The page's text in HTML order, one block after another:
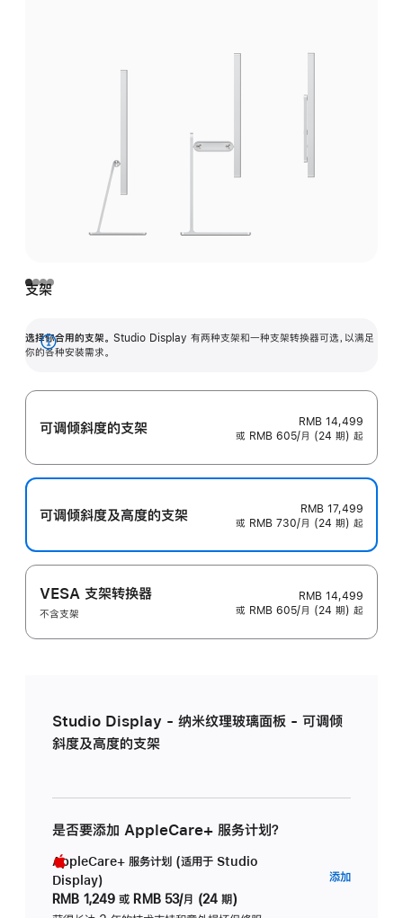
支架
选择你合用的支架。 Studio Display 有两种支架和一种支架转换器可选，以满足
你的各种安装需求。
展
可调倾斜度的支架
RMB 14,499
或 RMB 605/月 (24 期) 起
可调倾斜度及高‍度的支‍架
RMB 17,499
或 RMB 730/月 (24 期) 起
VESA 支架转换器
不含支架
RMB 14,499
或 RMB 605/月 (24 期) 起
Studio Display - 纳米纹理玻璃面板 - 可调倾
斜度及高度的支架
是否要添加 AppleCare+ 服务计划？
AppleCare+ 服务计划 (适用于 Studio
Display)
RMB 1,249 或 RMB 53/月 (24 期)
添加